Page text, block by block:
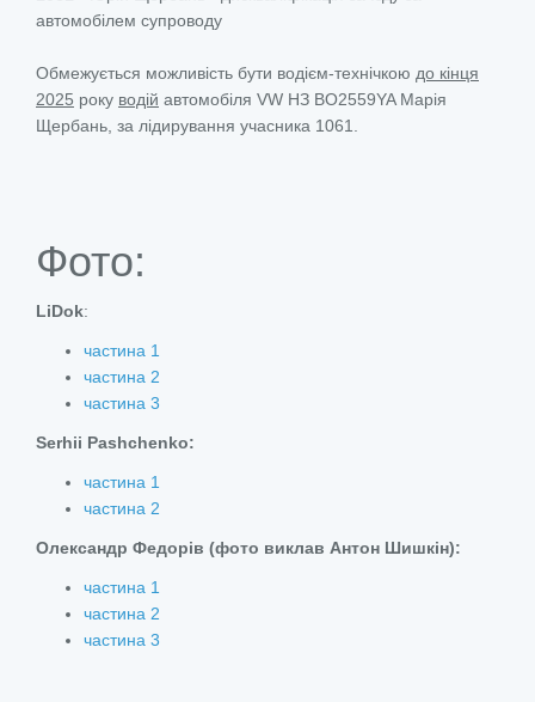
автомобілем супроводу
Обмежується можливість бути водієм-технічкою до кінця
2025 року водій автомобіля VW НЗ ВО2559YA Марія
Щербань, за лідирування учасника 1061.
Фото:
LiDok:
частина 1
частина 2
частина 3
Serhii Pashchenko:
частина 1
частина 2
Олександр Федорів (фото виклав Антон Шишкін):
частина 1
частина 2
частина 3